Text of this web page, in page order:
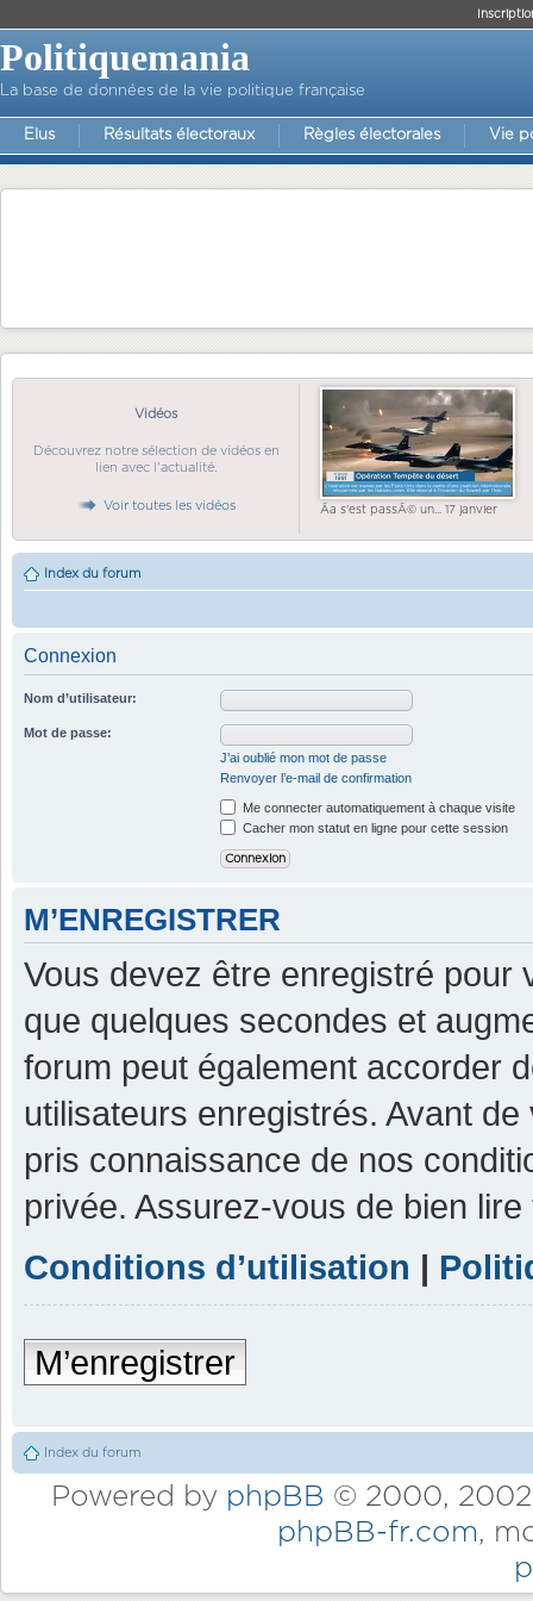
Politiquemania
La base de données de la vie politique française
Elus Résultats électoraux Règles électorales Vie
Vidéos
Découvrez notre sélection de vidéos en
lien avec l'actualité.
Voir toutes les vidéos Ãa s'est passÃ© un... 17 janvier
Index du forum
Connexion
Nom d’utilisateur:
Mot de passe:
J’ai oublié mon mot de passe
Renvoyer l’e-mail de confirmation
Me connecter automatiquement à chaque visite
Cacher mon statut en ligne pour cette session
M’ENREGISTRER
Vous devez être enregistré pour
que quelques secondes et
forum peut également accorder
utilisateurs enregistrés. Avant
pris connaissance de nos
privée. Assurez-vous de bien
Conditions d’utilisation |
M’enregistrer
Index du forum
Powered by phpBB © 2000,
phpBB-fr.com,